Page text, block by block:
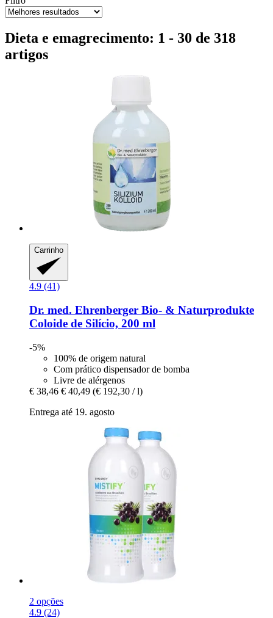
Dieta e emagrecimento: 1 - 30 de 318
artigos
Carrinho
4.9 (41)
Dr. med. Ehrenberger Bio- & Naturprodukte
Coloide de Silício, 200 ml
-5%
100% de origem natural
Com prático dispensador de bomba
Livre de alérgenos
€ 38,46 € 40,49 (€ 192,30 / l)
Entrega até 19. agosto
2 opções
4.9 (24)